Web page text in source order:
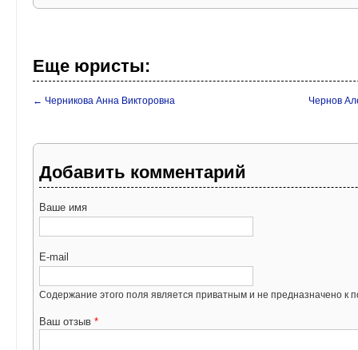
Еще юристы:
← Черникова Анна Викторовна Чернов
Добавить комментарий
Ваше имя
E-mail
Содержание этого поля является приватным и не предназначено к
Ваш отзыв *